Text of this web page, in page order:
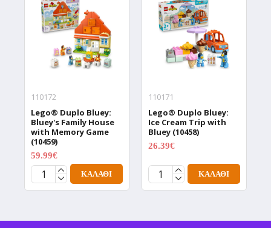
110172
Lego® Duplo Bluey:
Bluey's Family House
with Memory Game
(10459)
59.99€
ΚΑΛΆΘΙ
110171
Lego® Duplo Bluey:
Ice Cream Trip with
Bluey (10458)
26.39€
ΚΑΛΆΘΙ